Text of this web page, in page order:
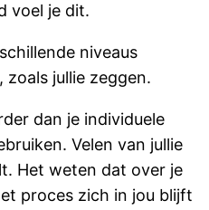
voel je dit.
niveaus
, zoals jullie zeggen.
dan je individuele
Velen van jullie
Het weten dat over je
proces zich in jou blijft